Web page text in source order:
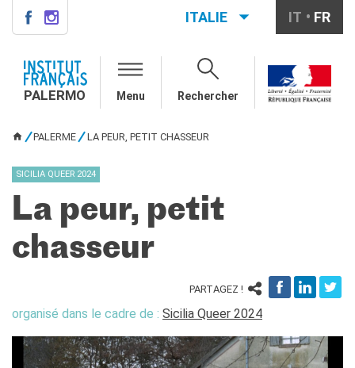
QUI SOMMES-NOUS ?
Notre équipe
Cours de français général
Cours à la carte
Atelier
Cours de préparation DELF-
DALF
DIPLÔMES ET TESTS
Autres tests
ITALIE IT FR
PALERMO Menu Rechercher
PALERME LA PEUR, PETIT CHASSEUR
SICILIA QUEER 2024
La peur, petit
chasseur
PARTAGEZ !
organisé dans le cadre de : Sicilia Queer 2024